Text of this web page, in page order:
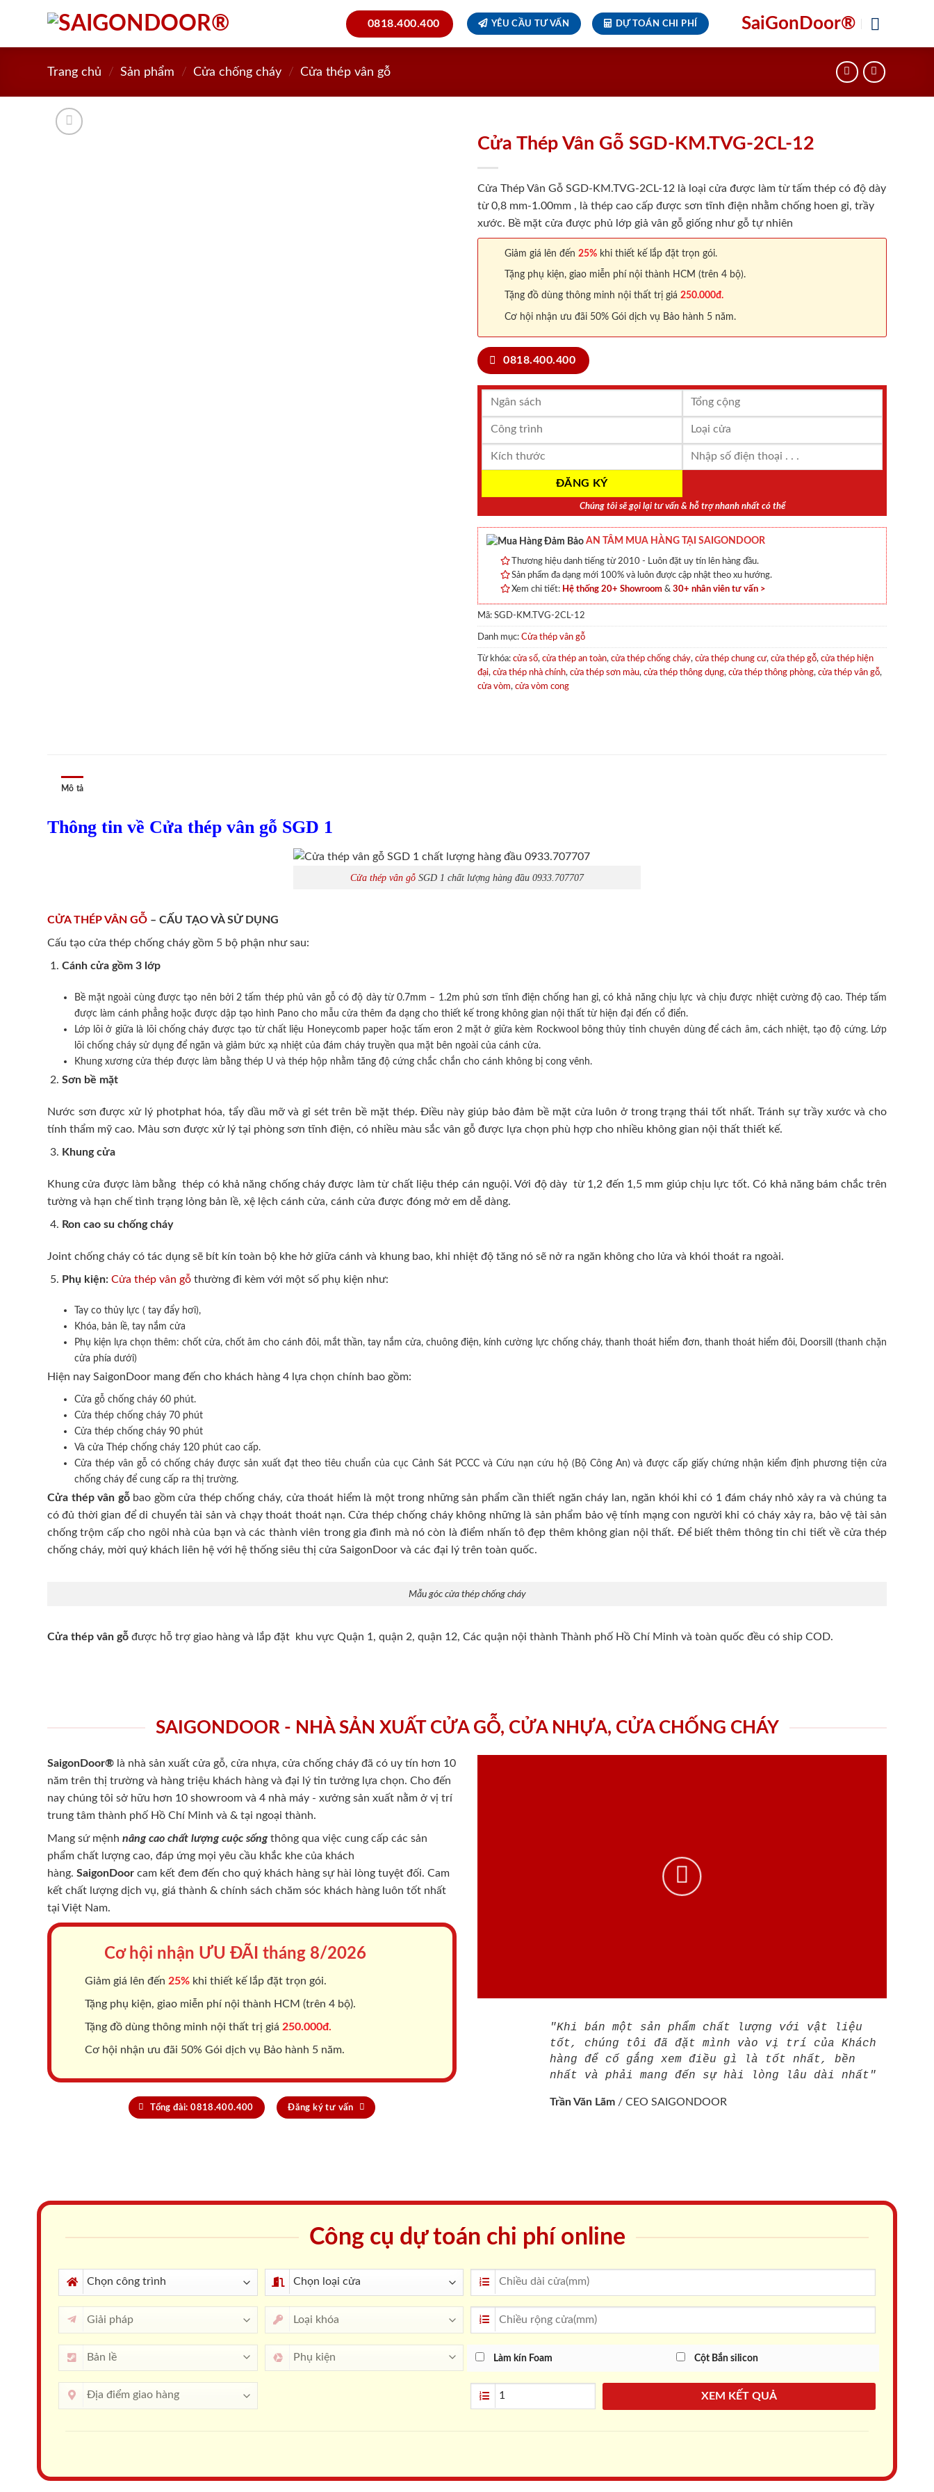
0818.400.400 YÊU CẦU TƯ VẤN DỰ TOÁN CHI PHÍ SaiGonDoor®
Trang chủ / Sản phẩm / Cửa chống cháy / Cửa thép vân gỗ
Cửa Thép Vân Gỗ SGD-KM.TVG-2CL-12
Cửa Thép Vân Gỗ SGD-KM.TVG-2CL-12 là loại cửa được làm từ tấm thép có độ dày
từ 0,8 mm-1.00mm , là thép cao cấp được sơn tĩnh điện nhằm chống hoen gỉ, trầy
xước. Bề mặt cửa được phủ lớp giả vân gỗ giống như gỗ tự nhiên
Giảm giá lên đến 25% khi thiết kế lắp đặt trọn gói.
Tặng phụ kiện, giao miễn phí nội thành HCM (trên 4 bộ).
Tặng đồ dùng thông minh nội thất trị giá 250.000đ.
Cơ hội nhận ưu đãi 50% Gói dịch vụ Bảo hành 5 năm.
0818.400.400
Chúng tôi sẽ gọi lại tư vấn & hỗ trợ nhanh nhất có thể
AN TÂM MUA HÀNG TẠI SAIGONDOOR
Thương hiệu danh tiếng từ 2010 - Luôn đặt uy tín lên hàng đầu.
Sản phẩm đa dạng mới 100% và luôn được cập nhật theo xu hướng.
Xem chi tiết: Hệ thống 20+ Showroom & 30+ nhân viên tư vấn >
Mã: SGD-KM.TVG-2CL-12
Danh mục: Cửa thép vân gỗ
Từ khóa: cửa sổ, cửa thép an toàn, cửa thép chống cháy, cửa thép chung cư, cửa thép gỗ, cửa thép hiện
đại, cửa thép nhà chính, cửa thép sơn màu, cửa thép thông dụng, cửa thép thông phòng, cửa thép vân gỗ,
cửa vòm, cửa vòm cong
Mô tả
Thông tin về Cửa thép vân gỗ SGD 1
Cửa thép vân gỗ SGD 1 chất lượng hàng đầu 0933.707707
CỬA THÉP VÂN GỖ – CẤU TẠO VÀ SỬ DỤNG
Cấu tạo cửa thép chống cháy gồm 5 bộ phận như sau:
Cánh cửa gồm 3 lớp
Bề mặt ngoài cùng được tạo nên bởi 2 tấm thép phủ vân gỗ có độ dày từ 0.7mm – 1.2m phủ sơn tĩnh điện chống han gỉ, có khả năng chịu lực và chịu được nhiệt cường độ cao. Thép tấm
được làm cánh phẳng hoặc được dập tạo hình Pano cho mẫu cửa thêm đa dạng cho thiết kế trong không gian nội thất từ hiện đại đến cổ điển.
Lớp lõi ở giữa là lõi chống cháy được tạo từ chất liệu Honeycomb paper hoặc tấm eron 2 mặt ở giữa kèm Rockwool bông thủy tinh chuyên dùng để cách âm, cách nhiệt, tạo độ cứng. Lớp
lõi chống cháy sử dụng để ngăn và giảm bức xạ nhiệt của đám cháy truyền qua mặt bên ngoài của cánh cửa.
Khung xương cửa thép được làm bằng thép U và thép hộp nhằm tăng độ cứng chắc chắn cho cánh không bị cong vênh.
Sơn bề mặt
Nước sơn được xử lý photphat hóa, tẩy dầu mỡ và gỉ sét trên bề mặt thép. Điều này giúp bảo đảm bề mặt cửa luôn ở trong trạng thái tốt nhất. Tránh sự trầy xước và cho
tính thẩm mỹ cao. Màu sơn được xử lý tại phòng sơn tĩnh điện, có nhiều màu sắc vân gỗ được lựa chọn phù hợp cho nhiều không gian nội thất thiết kế.
Khung cửa
Khung cửa được làm bằng thép có khả năng chống cháy được làm từ chất liệu thép cán nguội. Với độ dày từ 1,2 đến 1,5 mm giúp chịu lực tốt. Có khả năng bám chắc trên
tường và hạn chế tình trạng lỏng bản lề, xệ lệch cánh cửa, cánh cửa được đóng mở em dễ dàng.
Ron cao su chống cháy
Joint chống cháy có tác dụng sẽ bít kín toàn bộ khe hở giữa cánh và khung bao, khi nhiệt độ tăng nó sẽ nở ra ngăn không cho lửa và khói thoát ra ngoài.
Phụ kiện: Cửa thép vân gỗthường đi kèm với một số phụ kiện như:
Tay co thủy lực ( tay đẩy hơi),
Khóa, bản lề, tay nắm cửa
Phụ kiện lựa chọn thêm: chốt cửa, chốt âm cho cánh đôi, mắt thần, tay nắm cửa, chuông điện, kính cường lực chống cháy, thanh thoát hiểm đơn, thanh thoát hiểm đôi, Doorsill (thanh chặn
cửa phía dưới)
Hiện nay SaigonDoor mang đến cho khách hàng 4 lựa chọn chính bao gồm:
Cửa gỗ chống cháy 60 phút.
Cửa thép chống cháy 70 phút
Cửa thép chống cháy 90 phút
Và cửa Thép chống cháy 120 phút cao cấp.
Cửa thép vân gỗ có chống cháy được sản xuất đạt theo tiêu chuẩn của cục Cảnh Sát PCCC và Cứu nạn cứu hộ (Bộ Công An) và được cấp giấy chứng nhận kiểm định phương tiện cửa
chống cháy để cung cấp ra thị trường.
Cửa thép vân gỗbao gồm cửa thép chống cháy, cửa thoát hiểm là một trong những sản phẩm cần thiết ngăn cháy lan, ngăn khói khi có 1 đám cháy nhỏ xảy ra và chúng ta
có đủ thời gian để di chuyển tài sản và chạy thoát thoát nạn. Cửa thép chống cháy không những là sản phẩm bảo vệ tính mạng con người khi có cháy xảy ra, bảo vệ tài sản
chống trộm cấp cho ngôi nhà của bạn và các thành viên trong gia đình mà nó còn là điểm nhấn tô đẹp thêm không gian nội thất. Để biết thêm thông tin chi tiết về cửa thép
chống cháy, mời quý khách liên hệ với hệ thống siêu thị cửa SaigonDoor và các đại lý trên toàn quốc.
Mẫu góc cửa thép chống cháy
Cửa thép vân gỗ được hỗ trợ giao hàng và lắp đặt khu vực Quận 1, quận 2, quận 12, Các quận nội thành Thành phố Hồ Chí Minh và toàn quốc đều có ship COD.
SAIGONDOOR - NHÀ SẢN XUẤT CỬA GỖ, CỬA NHỰA, CỬA CHỐNG CHÁY
SaigonDoor® là nhà sản xuất cửa gỗ, cửa nhựa, cửa chống cháy đã có uy tín hơn 10
năm trên thị trường và hàng triệu khách hàng và đại lý tin tưởng lựa chọn. Cho đến
nay chúng tôi sở hữu hơn 10 showroom và 4 nhà máy - xưởng sản xuất nằm ở vị trí
trung tâm thành phố Hồ Chí Minh và & tại ngoại thành.
Mang sứ mệnh nâng cao chất lượng cuộc sốngthông qua việc cung cấp các sản
phẩm chất lượng cao, đáp ứng mọi yêu cầu khắc khe của khách
hàng. SaigonDoor cam kết đem đến cho quý khách hàng sự hài lòng tuyệt đối. Cam
kết chất lượng dịch vụ, giá thành & chính sách chăm sóc khách hàng luôn tốt nhất
tại Việt Nam.
Cơ hội nhận ƯU ĐÃI tháng 8/2026
Giảm giá lên đến 25% khi thiết kế lắp đặt trọn gói.
Tặng phụ kiện, giao miễn phí nội thành HCM (trên 4 bộ).
Tặng đồ dùng thông minh nội thất trị giá 250.000đ.
Cơ hội nhận ưu đãi 50% Gói dịch vụ Bảo hành 5 năm.
Tổng đài: 0818.400.400 Đăng ký tư vấn
"Khi bán một sản phẩm chất lượng với vật liệu
tốt, chúng tôi đã đặt mình vào vị trí của Khách
hàng để cố gắng xem điều gì là tốt nhất, bền
nhất và phải mang đến sự hài lòng lâu dài nhất"
Trần Văn Lãm / CEO SAIGONDOOR
Công cụ dự toán chi phí online
Làm kín Foam Cột Bắn silicon
XEM KẾT QUẢ